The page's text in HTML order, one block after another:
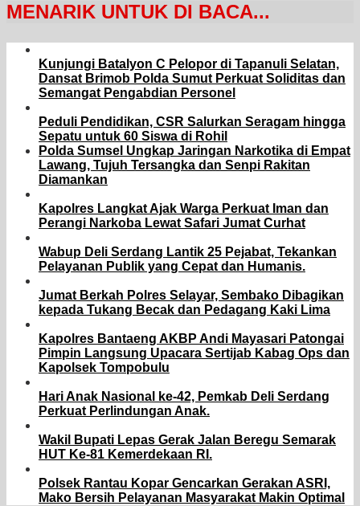
MENARIK UNTUK DI BACA...
Kunjungi Batalyon C Pelopor di Tapanuli Selatan,
Dansat Brimob Polda Sumut Perkuat Soliditas dan
Semangat Pengabdian Personel
Peduli Pendidikan, CSR Salurkan Seragam hingga
Sepatu untuk 60 Siswa di Rohil
Polda Sumsel Ungkap Jaringan Narkotika di Empat
Lawang, Tujuh Tersangka dan Senpi Rakitan
Diamankan
Kapolres Langkat Ajak Warga Perkuat Iman dan
Perangi Narkoba Lewat Safari Jumat Curhat
Wabup Deli Serdang Lantik 25 Pejabat, Tekankan
Pelayanan Publik yang Cepat dan Humanis.
Jumat Berkah Polres Selayar, Sembako Dibagikan
kepada Tukang Becak dan Pedagang Kaki Lima
Kapolres Bantaeng AKBP Andi Mayasari Patongai
Pimpin Langsung Upacara Sertijab Kabag Ops dan
Kapolsek Tompobulu
Hari Anak Nasional ke-42, Pemkab Deli Serdang
Perkuat Perlindungan Anak.
Wakil Bupati Lepas Gerak Jalan Beregu Semarak
HUT Ke-81 Kemerdekaan RI.
Polsek Rantau Kopar Gencarkan Gerakan ASRI,
Mako Bersih Pelayanan Masyarakat Makin Optimal